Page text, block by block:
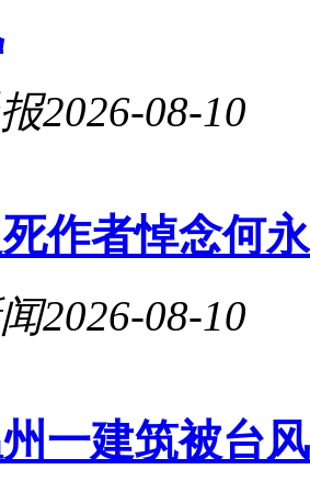
2026-08-10
作者悼念何
2026-08-10
一建筑被台